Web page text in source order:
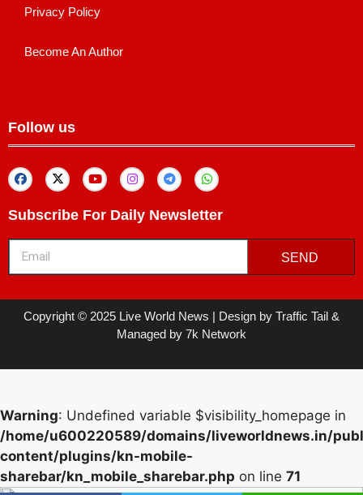
Privacy Policy
Become An Author
Follow us
Subscribe For Daily Newsletter
SEND
Copyright © 2025 Live World News | Design by Traffic Tail &
Managed by 7k Network
Warning: Undefined variable $visibility_homepage in
/home/u600220589/domains/liveworldnews.in/
content/plugins/kn-mobile-
sharebar/kn_mobile_sharebar.php on line 71